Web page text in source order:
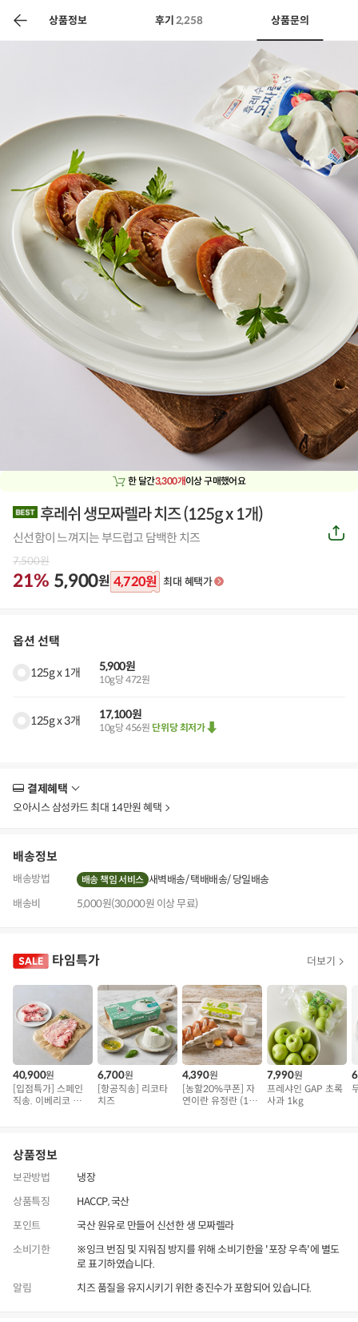
상품정보 후기 2,258 상품문의
농축산물할인 찬들마루 주문/배송 고객센터
한 달간3,300개이상 구매했어요
후레쉬 생모짜렐라 치즈(125g x 1개)
신선함이 느껴지는 부드럽고 담백한 치즈
7,500원
21% 5,900원 4,720원 최대 혜택가
공
유
옵션 선택
125g x 1개 5,900원
10g당 472원
125g x 3개 17,100원
10g당 456원 단위당 최저가
결제혜택
보
오아시스 삼성카드 최대 14만원 혜택
배송정보
배송방법 배송 책임 서비스 새벽배송 택배배송 당일배송
배송비
5,000원(30,000원 이상 무료)
타임특가 더보기
40,900원
[입점특가] 스페인
직송. 이베리코 삼
6,700원
[항공직송] 리코타
치즈
4,390원
[농할20%쿠폰] 자
연이란 유정란 (10
7,990원
프레샤인 GAP 초록
사과 1kg
상품정보
보관방법
냉장
상품특징
HACCP, 국산
포인트
국산 원유로 만들어 신선한 생 모짜렐라
소비기한
※잉크 번짐 및 지워짐 방지를 위해 소비기한을 '포장 우측'에 별도
로 표기하였습니다.
알림
치즈 품질을 유지시키기 위한 충진수가 포함되어 있습니다.